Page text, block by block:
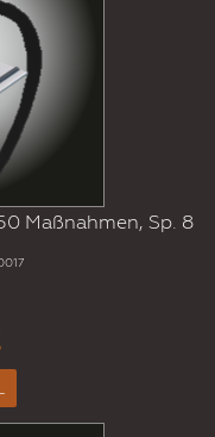
Maßnahmen, Sp. 8